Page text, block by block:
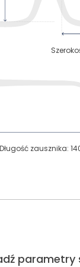
Długość zausznika:
parametry